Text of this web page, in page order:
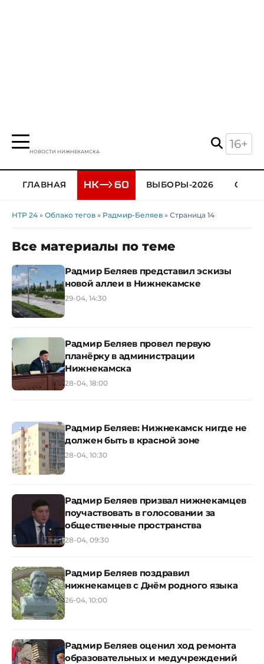
НОВОСТИ НИЖНЕКАМСКА
16+
ГЛАВНАЯ ВЫБОРЫ-2026
НТР 24 » Облако тегов » Радмир-Беляев » Страница 14
Все материалы по теме
Радмир Беляев представил эскизы
новой аллеи в Нижнекамске
29-04, 14:30
Радмир Беляев провел первую
планёрку в администрации
Нижнекамска
28-04, 18:00
Радмир Беляев: Нижнекамск нигде не
должен быть в красной зоне
28-04, 10:30
Радмир Беляев призвал нижнекамцев
поучаствовать в голосовании за
общественные пространства
28-04, 09:30
Радмир Беляев поздравил
нижнекамцев с Днём родного языка
26-04, 10:00
Радмир Беляев оценил ход ремонта
образовательных и медучреждений